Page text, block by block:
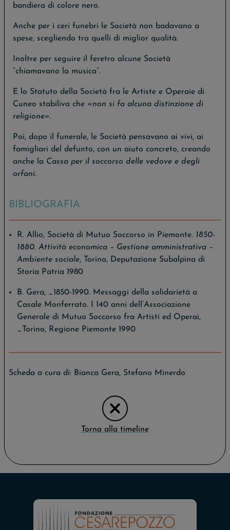
bandiera di colore nero.
Anche per i ceri funebri le Società non badavano a
spese, scegliendo tra quelli di miglior qualità.
Inoltre per seguire il feretro alcune Società
“chiamavano la musica”.
E lo Statuto della Società fra le Artiste e Operaie di
Cuneo stabiliva che «non si fa alcuna distinzione di
religione».
Poi, dopo il funerale, le Società pensavano ai vivi, ai
famigliari del defunto, con un aiuto concreto, creando
anche la Cassa per il soccorso delle vedove e degli
orfani.
BIBLIOGRAFIA
R. Allio, Società di Mutuo Soccorso in Piemonte. 1850-
1880. Attività economica – Gestione amministrativa –
Ambiente sociale, Torino, Deputazione Subalpina di
Storia Patria 1980
B. Gera, _1850-1990. Messaggi della solidarietà a
Casale Monferrato. I 140 anni dell’Associazione
Generale di Mutuo Soccorso fra Artisti ed Operai,
_Torino, Regione Piemonte 1990
Scheda a cura di: Bianca Gera, Stefano Minerdo
Torna alla timeline